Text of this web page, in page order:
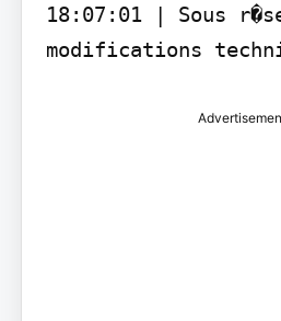
18:07:01 | Sous
modifications